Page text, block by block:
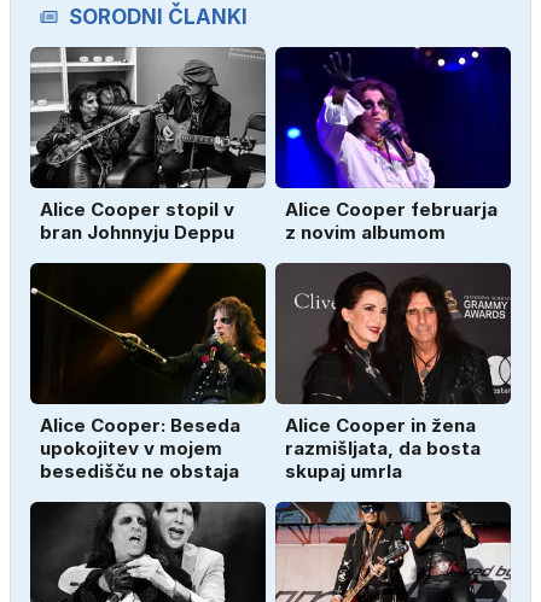
SORODNI ČLANKI
Alice Cooper stopil v
bran Johnnyju Deppu
Alice Cooper februarja
z novim albumom
Alice Cooper: Beseda
upokojitev v mojem
besedišču ne obstaja
Alice Cooper in žena
razmišljata, da bosta
skupaj umrla